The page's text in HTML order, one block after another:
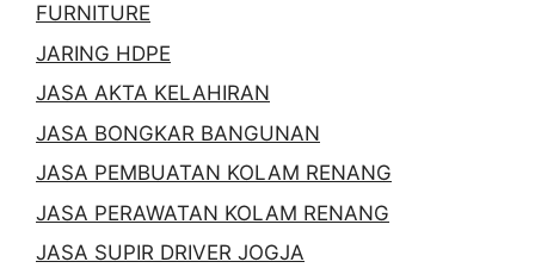
FURNITURE
JARING HDPE
JASA AKTA KELAHIRAN
JASA BONGKAR BANGUNAN
JASA PEMBUATAN KOLAM RENANG
JASA PERAWATAN KOLAM RENANG
JASA SUPIR DRIVER JOGJA